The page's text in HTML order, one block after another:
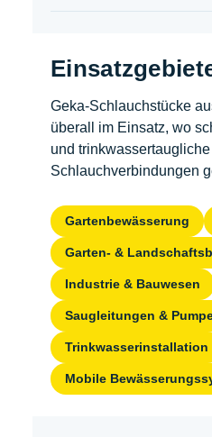
Geka-Schlauchstücke
überall im Einsatz, wo
und trinkwassertaugliche
Schlauchverbindungen
Gartenbewässerung
Garten- &
Industrie & Bauwesen
Saugleitungen &
Trinkwasserinstallation
Mobile